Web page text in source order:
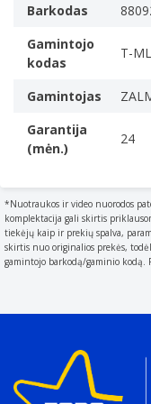
200 - 240 V
AC įėjimo dažnis
50/60 Hz
6 A
Galios koeficiento
Kompleksinė galia
120 W
Kompleksinė galia
750 W
120 W
Kompleksinė galia
Barkodas
Gamintojo
kodas
T-
Gamintojas
Garantija
(mėn.)
24
*Nuotraukos ir video nuorodos
komplektacija gali skirtis
tiekėjų kaip ir prekių spalva,
skirtis nuo originalios prekės,
gamintojo barkodą/gaminio kodą.